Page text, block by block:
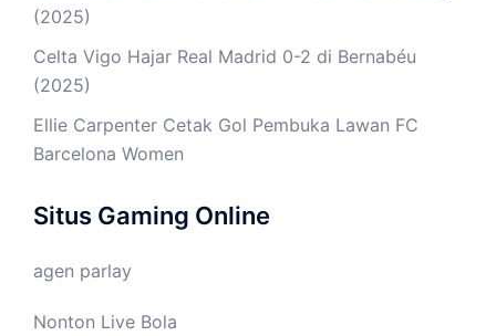
(2025)
Celta Vigo Hajar Real Madrid 0-2 di Bernabéu
(2025)
Ellie Carpenter Cetak Gol Pembuka Lawan FC
Barcelona Women
Situs Gaming Online
agen parlay
Nonton Live Bola